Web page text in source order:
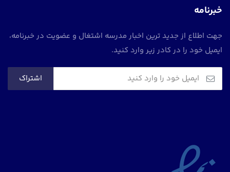
خبرنامه
جهت اطلاع از جدید ترین اخبار مدرسه اشتغال و عضویت در خبرنامه،
ایمیل خود را در کادر زیر وارد کنید.